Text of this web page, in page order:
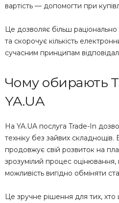
вартість — допомогти при
Це дозволяє більш
та скорочує кількість
сучасним принципам
Чому обирають
YA.UA
На YA.UA послуга Trade-In
техніку без зайвих
продовжує свій розвиток на
зрозумілий процес оцінювання,
можливість вигідно обміняти
Це зручне рішення для тих, хто